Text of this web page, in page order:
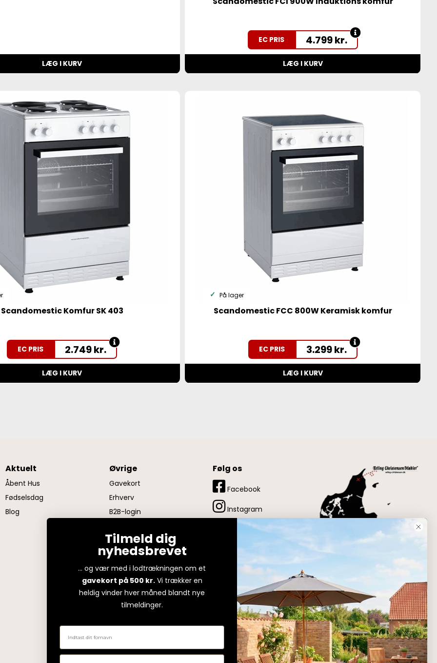
LÆG I KURV
EC PRIS 4.799kr.
LÆG I KURV
Scandomestic Komfur SK 403
EC PRIS 2.749kr.
LÆG I KURV
På lager
Scandomestic FCC 800W Keramisk komfur
EC PRIS 3.299kr.
LÆG I KURV
Aktuelt
Åbent Hus
Fødselsdag
Blog
Øvrige
Gavekort
Erhverv
B2B-login
Følg os
Facebook
Instagram
LinkedIn
YouTube
Pinterest
Adresse
Erling Christensen Møbler A/S
Hørmestedvej 342
9870 Sindal
CVR: 75082517
Tilmeld dig
nyhedsbrevet
... og vær med i lodtrækningen om et
gavekort på 500 kr.Vi trækker en
heldig vinder hver måned blandt nye
tilmeldinger.
Fornavn
Email